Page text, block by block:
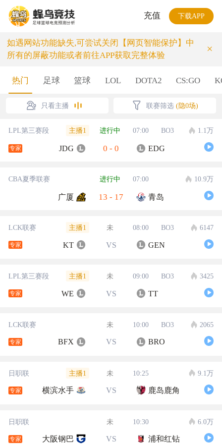
充值 下载APP
如遇网站功能缺失,可尝试关闭【网页智能保护】中
所有的屏蔽功能或者前往APP获取完整体验
×
热门 足球 篮球 LOL DOTA2 CS:GO
只看主播 联赛筛选 (隐0场)
LPL第三赛段 主播1 进行中 07:00 BO3 1.1万
专家 JDG 0 - 0 EDG
CBA夏季联赛 进行中 07:00 10.9万
广厦 13 - 17 青岛
LCK联赛 主播1 未 08:00 BO3 6147
专家 KT VS GEN
LPL第三赛段 主播1 未 09:00 BO3 3425
专家 WE VS TT
LCK联赛 未 10:00 BO3 2065
专家 BFX VS BRO
日职联 主播1 未 10:25 9.1万
专家 横滨水手 VS 鹿岛鹿角
日职联 未 10:30 6.0万
专家 大阪钢巴 VS 浦和红钻